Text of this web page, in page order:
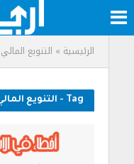
الرئيسية » التنويع المالي
Tag - التنويع المالي